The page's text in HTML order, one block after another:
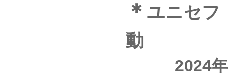
＊ ユニセフ
動
2024年テ